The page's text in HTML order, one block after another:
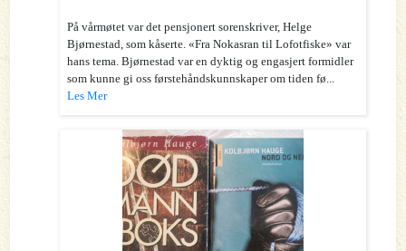
På vårmøtet var det pensjonert sorenskriver, Helge
Bjørnestad, som kåserte. «Fra Nokasran til Lofotfiske» var
hans tema. Bjørnestad var en dyktig og engasjert formidler
som kunne gi oss førstehåndskunnskaper om tiden fø...
Les Mer